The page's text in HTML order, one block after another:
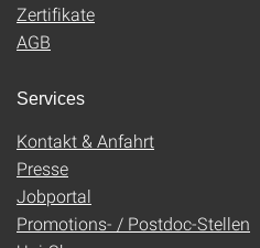
Zertifikate
AGB
Services
Kontakt & Anfahrt
Presse
Jobportal
Promotions- / Postdoc-Stellen